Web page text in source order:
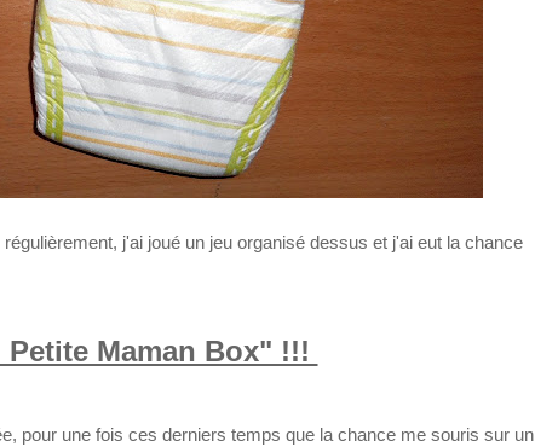
j'ai joué un jeu organisé dessus et j'ai eut la chance
Petite Maman Box" !!!
pour une fois ces derniers temps que la chance me souris sur un